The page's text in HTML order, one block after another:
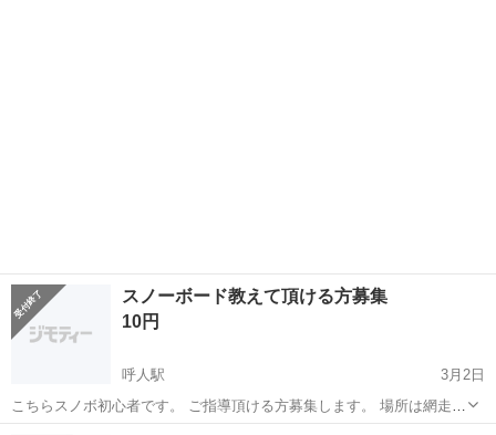
スノーボード教えて頂ける方募集
10円
呼人駅
3月2日
こちらスノボ初心者です。 ご指導頂ける方募集します。 場所は網走レ
イクビュースキー場でお願いいたします。 リフト代こちらで負担いた